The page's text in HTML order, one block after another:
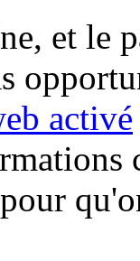
et le
activé